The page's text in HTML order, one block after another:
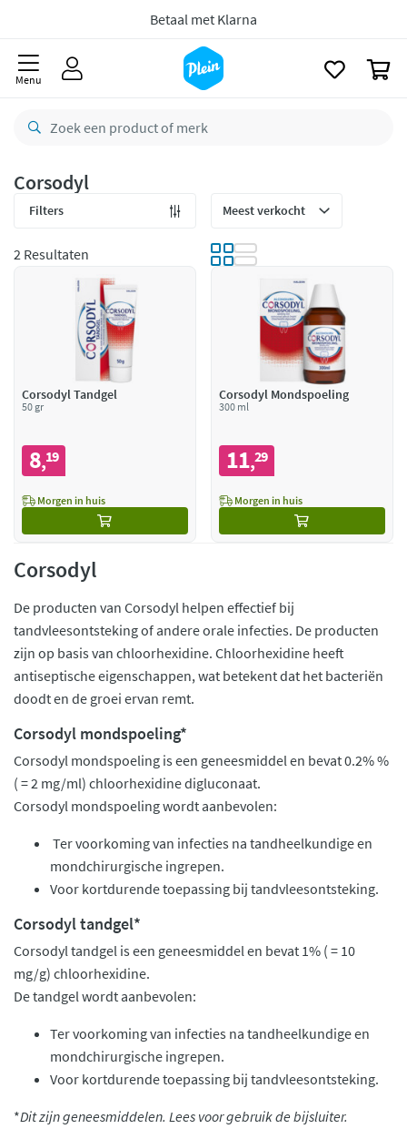
8,8/10Goed
CO2 neutraal
Menu
Corsodyl
Filters
2 Resultaten
Corsodyl Tandgel
50 gr
8,19
Morgen in huis
Corsodyl Mondspoeling
300 ml
11,29
Morgen in huis
Corsodyl
De producten van Corsodyl helpen effectief bij
tandvleesontsteking of andere orale infecties. De producten
zijn op basis van chloorhexidine. Chloorhexidine heeft
antiseptische eigenschappen, wat betekent dat het bacteriën
doodt en de groei ervan remt.
Corsodyl mondspoeling*
Corsodyl mondspoeling is een geneesmiddel en bevat 0.2% %
( = 2 mg/ml) chloorhexidine digluconaat.
Corsodyl mondspoeling wordt aanbevolen:
Ter voorkoming van infecties na tandheelkundige en
mondchirurgische ingrepen.
Voor kortdurende toepassing bij tandvleesontsteking.
Corsodyl tandgel*
Corsodyl tandgel is een geneesmiddel en bevat 1% ( = 10
mg/g) chloorhexidine.
De tandgel wordt aanbevolen:
Ter voorkoming van infecties na tandheelkundige en
mondchirurgische ingrepen.
Voor kortdurende toepassing bij tandvleesontsteking.
*Dit zijn geneesmiddelen. Lees voor gebruik de bijsluiter.